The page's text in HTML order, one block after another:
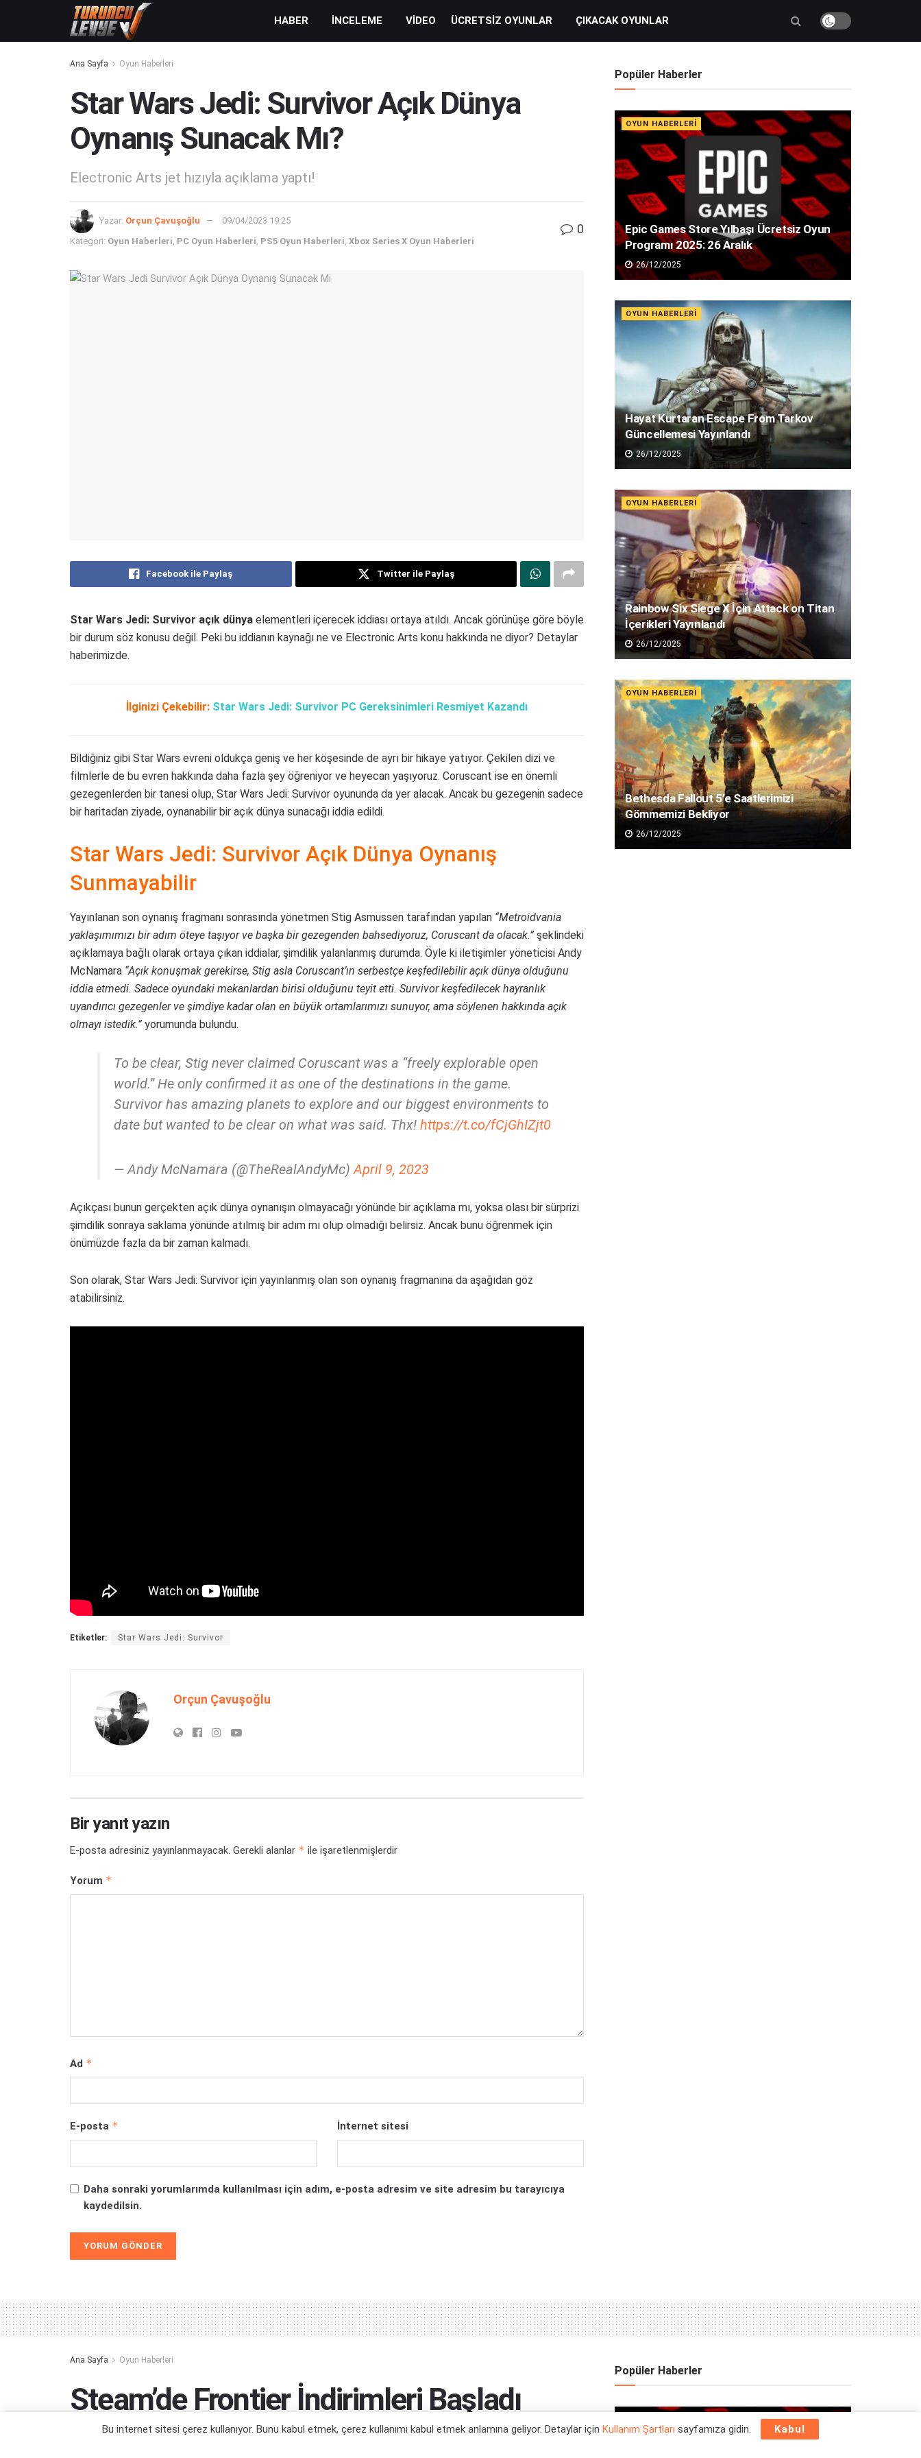
HABER İNCELEME VIDEO ÜCRETSIZ OYUNLAR ÇIKACAK OYUNLAR
Ana Sayfa Oyun Haberleri
Star Wars Jedi: Survivor Açık Dünya
Oynanış Sunacak Mı?
Electronic Arts jet hızıyla açıklama yaptı!
Yazar: Orçun Çavuşoğlu 09/04/2023 19:25
Kategori: Oyun Haberleri, PC Oyun Haberleri, PS5 Oyun Haberleri, Xbox Series X Oyun Haberleri
0
Facebook ile Paylaş Twitter ile Paylaş
Star Wars Jedi: Survivor açık dünya elementleri içerecek iddiası ortaya atıldı. Ancak görünüşe göre böyle
bir durum söz konusu değil. Peki bu iddianın kaynağı ne ve Electronic Arts konu hakkında ne diyor? Detaylar
haberimizde.
İlginizi Çekebilir: Star Wars Jedi: Survivor PC Gereksinimleri Resmiyet Kazandı
Bildiğiniz gibi Star Wars evreni oldukça geniş ve her köşesinde de ayrı bir hikaye yatıyor. Çekilen dizi ve
filmlerle de bu evren hakkında daha fazla şey öğreniyor ve heyecan yaşıyoruz. Coruscant ise en önemli
gezegenlerden bir tanesi olup, Star Wars Jedi: Survivor oyununda da yer alacak. Ancak bu gezegenin sadece
bir haritadan ziyade, oynanabilir bir açık dünya sunacağı iddia edildi.
Star Wars Jedi: Survivor Açık Dünya Oynanış
Sunmayabilir
Yayınlanan son oynanış fragmanı sonrasında yönetmen Stig Asmussen tarafından yapılan “Metroidvania
yaklaşımımızı bir adım öteye taşıyor ve başka bir gezegenden bahsediyoruz, Coruscant da olacak.” şeklindeki
açıklamaya bağlı olarak ortaya çıkan iddialar, şimdilik yalanlanmış durumda. Öyle ki iletişimler yöneticisi Andy
McNamara “Açık konuşmak gerekirse, Stig asla Coruscant’ın serbestçe keşfedilebilir açık dünya olduğunu
iddia etmedi. Sadece oyundaki mekanlardan birisi olduğunu teyit etti. Survivor keşfedilecek hayranlık
uyandırıcı gezegenler ve şimdiye kadar olan en büyük ortamlarımızı sunuyor, ama söylenen hakkında açık
olmayı istedik.” yorumunda bulundu.
To be clear, Stig never claimed Coruscant was a “freely explorable open
world.” He only confirmed it as one of the destinations in the game.
Survivor has amazing planets to explore and our biggest environments to
date but wanted to be clear on what was said. Thx! https://t.co/fCjGhIZjt0
— Andy McNamara (@TheRealAndyMc) April 9, 2023
Açıkçası bunun gerçekten açık dünya oynanışın olmayacağı yönünde bir açıklama mı, yoksa olası bir sürprizi
şimdilik sonraya saklama yönünde atılmış bir adım mı olup olmadığı belirsiz. Ancak bunu öğrenmek için
önümüzde fazla da bir zaman kalmadı.
Son olarak, Star Wars Jedi: Survivor için yayınlanmış olan son oynanış fragmanına da aşağıdan göz
atabilirsiniz.
Etiketler: Star Wars Jedi: Survivor
Orçun Çavuşoğlu
Bir yanıt yazın
E-posta adresiniz yayınlanmayacak. Gerekli alanlar * ile işaretlenmişlerdir
Yorum *
Ad *
E-posta * İnternet sitesi
Daha sonraki yorumlarımda kullanılması için adım, e-posta adresim ve site adresim bu tarayıcıya
kaydedilsin.
Popüler Haberler
OYUN HABERLERI
Epic Games Store Yılbaşı Ücretsiz Oyun
Programı 2025: 26 Aralık
26/12/2025
OYUN HABERLERI
Hayat Kurtaran Escape From Tarkov
Güncellemesi Yayınlandı
26/12/2025
OYUN HABERLERI
Rainbow Six Siege X İçin Attack on Titan
İçerikleri Yayınlandı
26/12/2025
OYUN HABERLERI
Bethesda Fallout 5’e Saatlerimizi
Gömmemizi Bekliyor
26/12/2025
Ana Sayfa Oyun Haberleri
Steam’de Frontier İndirimleri Başladı
Strateji ve simülasyon severler kaçırmasın...
Popüler Haberler
Bu internet sitesi çerez kullanıyor. Bunu kabul etmek, çerez kullanımı kabul etmek anlamına geliyor. Detaylar için Kullanım Şartları sayfamıza gidin. Kabul